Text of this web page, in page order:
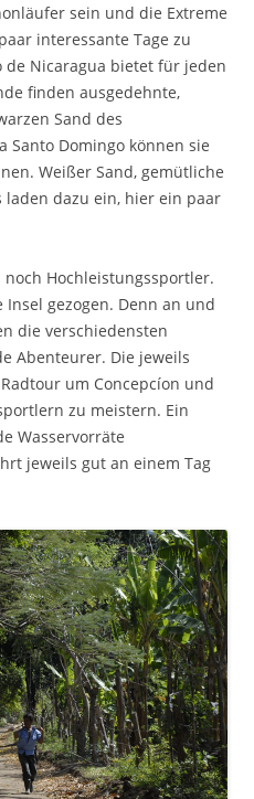
sein und die Extreme
interessante Tage zu
de Nicaragua bietet für jeden
finden ausgedehnte,
Sand des
Santo Domingo können sie
Weißer Sand, gemütliche
dazu ein, hier ein paar
Hochleistungssportler.
gezogen. Denn an und
die verschiedensten
Abenteurer. Die jeweils
um Concepcíon und
zu meistern. Ein
Wasservorräte
jeweils gut an einem Tag